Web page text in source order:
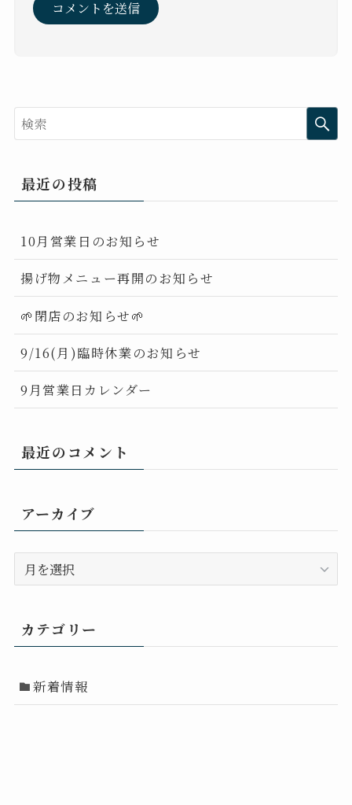
最近の投稿
10月営業日のお知らせ
揚げ物メニュー再開のお知らせ
🌱閉店のお知らせ🌱
9/16(月)臨時休業のお知らせ
9月営業日カレンダー
最近のコメント
アーカイブ
ア
ー
イ
ブ
カテゴリー
新着情報